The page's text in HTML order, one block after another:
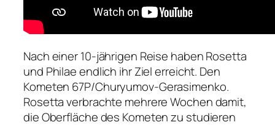
Nach einer 10-jährigen Reise haben Rosetta
und Philae endlich ihr Ziel erreicht. Den
Kometen 67P/Churyumov-Gerasimenko.
Rosetta verbrachte mehrere Wochen damit,
die Oberfläche des Kometen zu studieren